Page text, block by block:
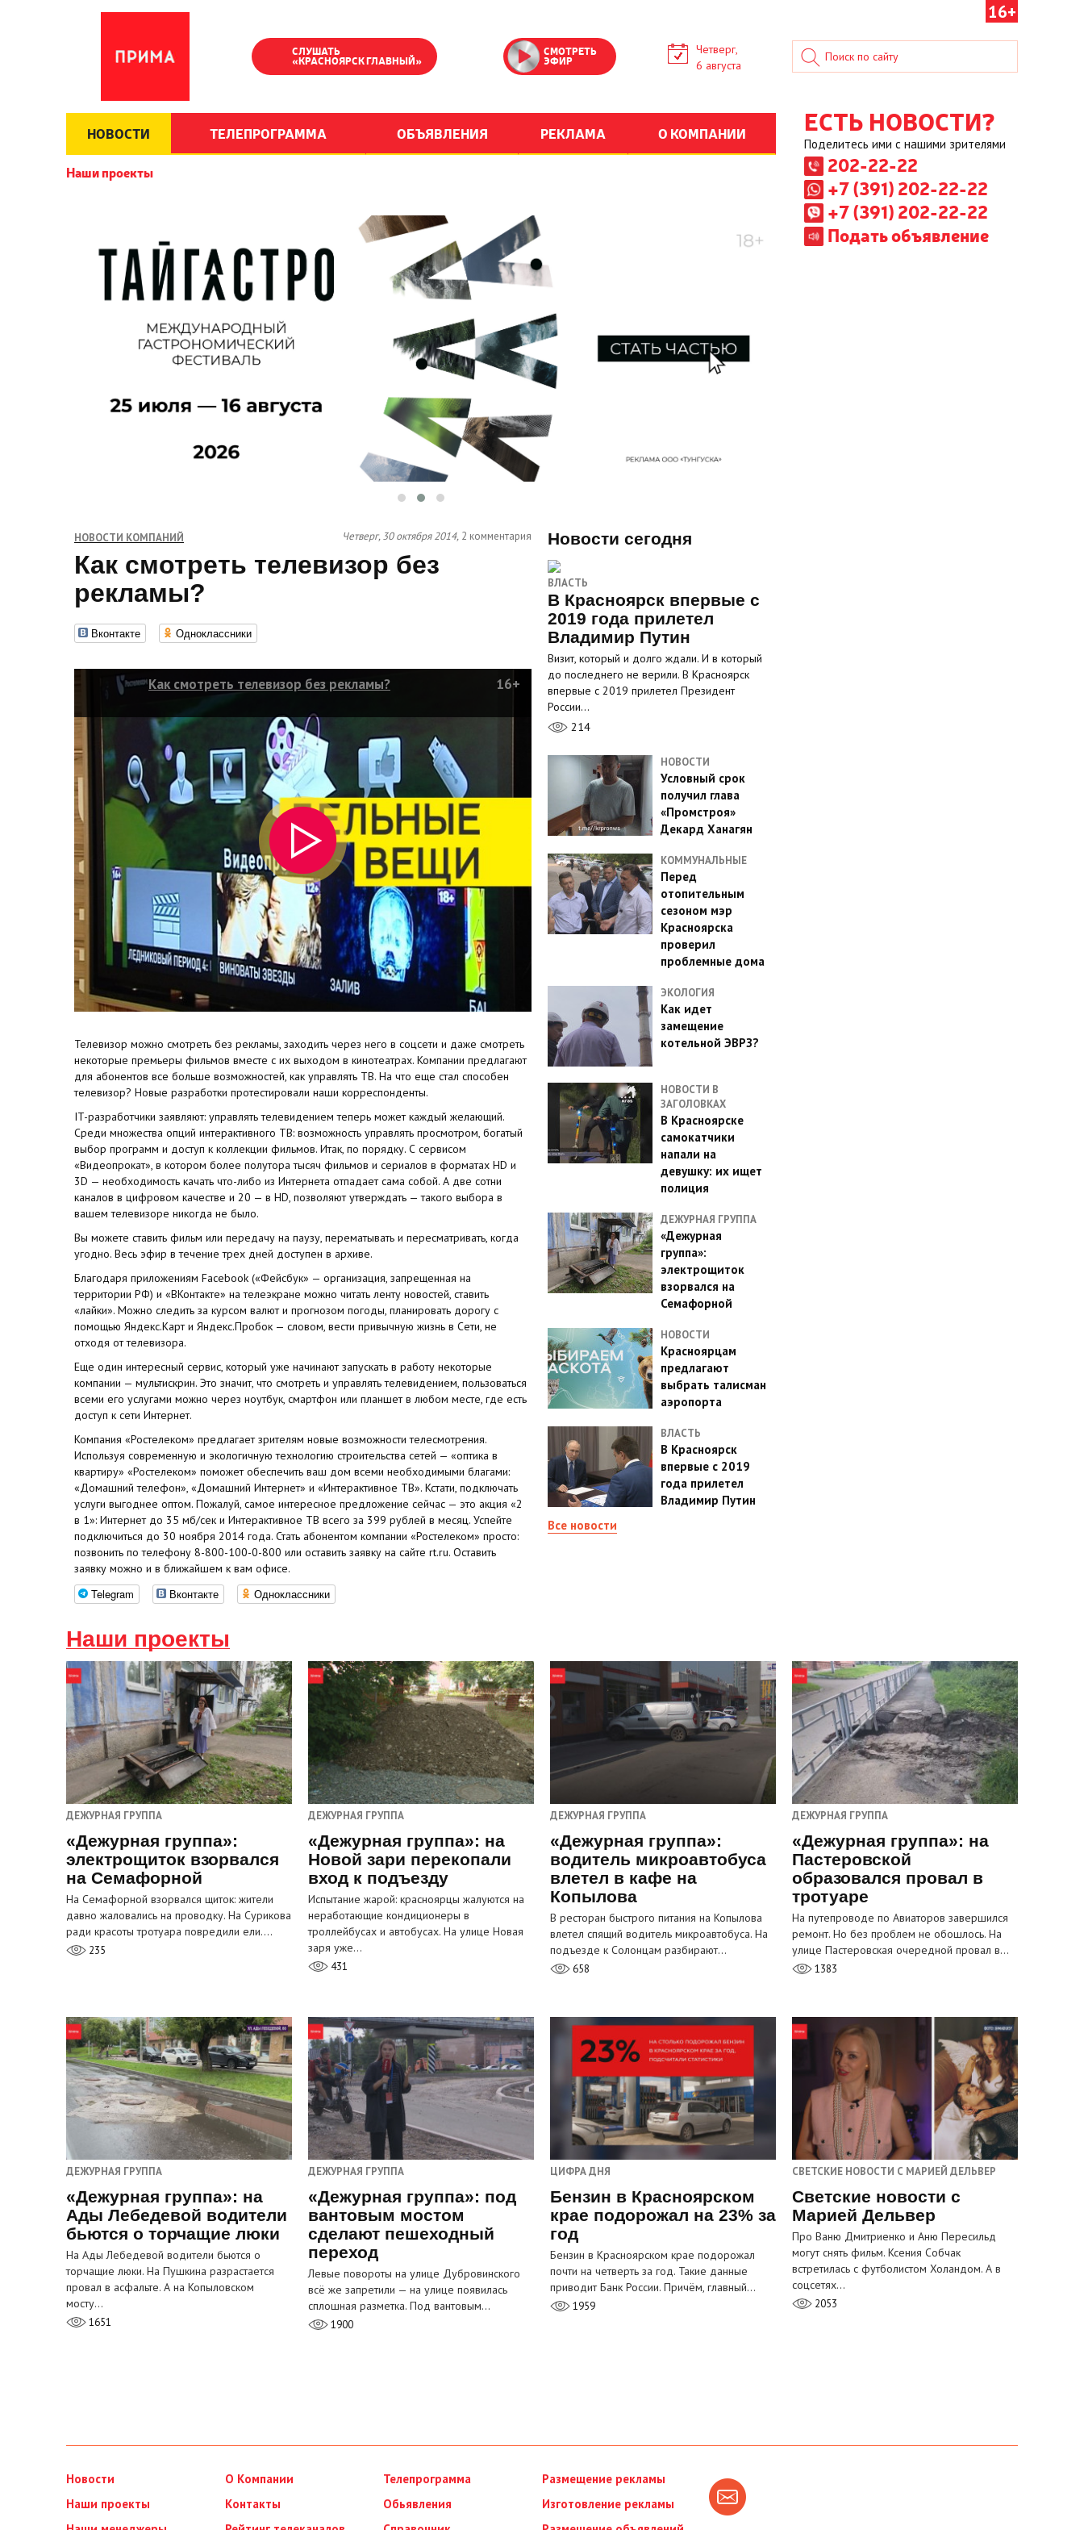
16+
СЛУШАТЬ
«КРАСНОЯРСК ГЛАВНЫЙ»
СМОТРЕТЬ
ЭФИР
Четверг,
6 августа
НОВОСТИ ТЕЛЕПРОГРАММА ОБЪЯВЛЕНИЯ РЕКЛАМА О КОМПАНИИ
Наши проекты
ЕСТЬ НОВОСТИ?
Поделитесь ими с нашими зрителями
202-22-22
+7 (391) 202-22-22
+7 (391) 202-22-22
Подать объявление
НОВОСТИ КОМПАНИЙ Четверг, 30 октября 2014, 2 комментария
Как смотреть телевизор без
рекламы?
Вконтакте Одноклассники
Как смотреть телевизор без рекламы? 16+
Телевизор можно смотреть без рекламы, заходить через него в соцсети и даже смотреть
некоторые премьеры фильмов вместе с их выходом в кинотеатрах. Компании предлагают
для абонентов все больше возможностей, как управлять ТВ. На что еще стал способен
телевизор? Новые разработки протестировали наши корреспонденты.
IT-разработчики заявляют: управлять телевидением теперь может каждый желающий.
Среди множества опций интерактивного ТВ: возможность управлять просмотром, богатый
выбор программ и доступ к коллекции фильмов. Итак, по порядку. С сервисом
«Видеопрокат», в котором более полутора тысяч фильмов и сериалов в форматах HD и
3D — необходимость качать что-либо из Интернета отпадает сама собой. А две сотни
каналов в цифровом качестве и 20 — в HD, позволяют утверждать — такого выбора в
вашем телевизоре никогда не было.
Вы можете ставить фильм или передачу на паузу, перематывать и пересматривать, когда
угодно. Весь эфир в течение трех дней доступен в архиве.
Благодаря приложениям Facebook («Фейсбук» — организация, запрещенная на
территории РФ) и «ВКонтакте» на телеэкране можно читать ленту новостей, ставить
«лайки». Можно следить за курсом валют и прогнозом погоды, планировать дорогу с
помощью Яндекс.Карт и Яндекс.Пробок — словом, вести привычную жизнь в Сети, не
отходя от телевизора.
Еще один интересный сервис, который уже начинают запускать в работу некоторые
компании — мультискрин. Это значит, что смотреть и управлять телевидением, пользоваться
всеми его услугами можно через ноутбук, смартфон или планшет в любом месте, где есть
доступ к сети Интернет.
Компания «Ростелеком» предлагает зрителям новые возможности телесмотрения.
Используя современную и экологичную технологию строительства сетей — «оптика в
квартиру» «Ростелеком» поможет обеспечить ваш дом всеми необходимыми благами:
«Домашний телефон», «Домашний Интернет» и «Интерактивное ТВ». Кстати, подключать
услуги выгоднее оптом. Пожалуй, самое интересное предложение сейчас — это акция «2
в 1»: Интернет до 35 мб/сек и Интерактивное ТВ всего за 399 рублей в месяц. Успейте
подключиться до 30 ноября 2014 года. Стать абонентом компании «Ростелеком» просто:
позвонить по телефону 8-800-100-0-800 или оставить заявку на сайте rt.ru. Оставить
заявку можно и в ближайшем к вам офисе.
Telegram Вконтакте Одноклассники
Новости сегодня
ВЛАСТЬ
В Красноярск впервые с
2019 года прилетел
Владимир Путин
Визит, который и долго ждали. И в который
до последнего не верили. В Красноярск
впервые с 2019 прилетел Президент
России…
214
НОВОСТИ
Условный срок
получил глава
«Промстроя»
Декард Ханагян
КОММУНАЛЬНЫЕ
Перед
отопительным
сезоном мэр
Красноярска
проверил
проблемные дома
ЭКОЛОГИЯ
Как идет
замещение
котельной ЭВРЗ?
НОВОСТИ В
ЗАГОЛОВКАХ
В Красноярске
самокатчики
напали на
девушку: их ищет
полиция
ДЕЖУРНАЯ ГРУППА
«Дежурная
группа»:
электрощиток
взорвался на
Семафорной
НОВОСТИ
Красноярцам
предлагают
выбрать талисман
аэропорта
ВЛАСТЬ
В Красноярск
впервые с 2019
года прилетел
Владимир Путин
Все новости
Наши проекты
ДЕЖУРНАЯ ГРУППА
«Дежурная группа»:
электрощиток взорвался
на Семафорной
На Семафорной взорвался щиток: жители
давно жаловались на проводку. На Сурикова
ради красоты тротуара повредили ели.…
235
ДЕЖУРНАЯ ГРУППА
«Дежурная группа»: на
Новой зари перекопали
вход к подъезду
Испытание жарой: красноярцы жалуются на
неработающие кондиционеры в
троллейбусах и автобусах. На улице Новая
заря уже…
431
ДЕЖУРНАЯ ГРУППА
«Дежурная группа»:
водитель микроавтобуса
влетел в кафе на
Копылова
В ресторан быстрого питания на Копылова
влетел спящий водитель микроавтобуса. На
подъезде к Солонцам разбирают…
658
ДЕЖУРНАЯ ГРУППА
«Дежурная группа»: на
Пастеровской
образовался провал в
тротуаре
На путепроводе по Авиаторов завершился
ремонт. Но без проблем не обошлось. На
улице Пастеровская очередной провал в…
1383
ДЕЖУРНАЯ ГРУППА
«Дежурная группа»: на
Ады Лебедевой водители
бьются о торчащие люки
На Ады Лебедевой водители бьются о
торчащие люки. На Пушкина разрастается
провал в асфальте. А на Копыловском
мосту…
1651
ДЕЖУРНАЯ ГРУППА
«Дежурная группа»: под
вантовым мостом
сделают пешеходный
переход
Левые повороты на улице Дубровинского
всё же запретили — на улице появилась
сплошная разметка. Под вантовым…
1900
ЦИФРА ДНЯ
Бензин в Красноярском
крае подорожал на 23% за
год
Бензин в Красноярском крае подорожал
почти на четверть за год. Такие данные
приводит Банк России. Причём, главный…
1959
СВЕТСКИЕ НОВОСТИ С МАРИЕЙ ДЕЛЬВЕР
Светские новости с
Марией Дельвер
Про Ваню Дмитриенко и Аню Пересильд
могут снять фильм. Ксения Собчак
встретилась с футболистом Холандом. А в
соцсетях…
2053
Новости
Наши проекты
О Компании
Контакты
Телепрограмма
Обьявления
Размещение рекламы
Изготовление рекламы